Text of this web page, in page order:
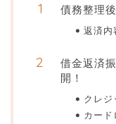
債務整理
返済内
借金返済
開！
クレジ
カード